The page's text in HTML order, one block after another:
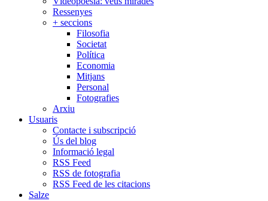
Ressenyes
+ seccions
Filosofia
Societat
Política
Economia
Mitjans
Personal
Fotografies
Arxiu
Usuaris
Contacte i subscripció
Ús del blog
Informació legal
RSS Feed
RSS de fotografia
RSS Feed de les citacions
Salze